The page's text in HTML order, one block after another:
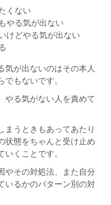
くない
やる気が出ない
けどやる気が出ない
気が出ないのはその本人
もないです。
やる気がない人を責めて
まうときもあってあたり
状態をちゃんと受け止め
くことです。
やその対処法、また自分
いるかのパターン別の対